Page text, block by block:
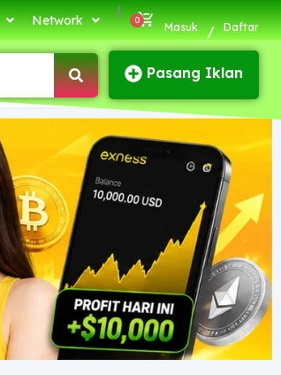
Network
|
Masuk / Daftar
Pasang Iklan